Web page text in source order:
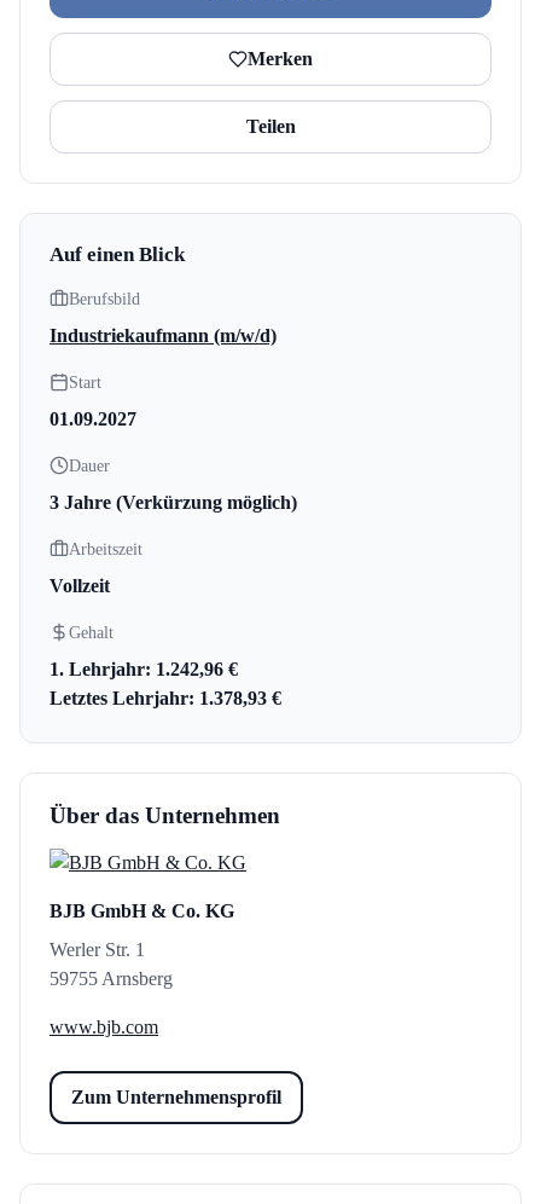
Merken
Teilen
Auf einen Blick
Berufsbild
Industriekaufmann (m/w/d)
Start
01.09.2027
Dauer
3 Jahre (Verkürzung möglich)
Arbeitszeit
Vollzeit
Gehalt
1. Lehrjahr: 1.242,96 €
Letztes Lehrjahr: 1.378,93 €
Über das Unternehmen
BJB GmbH & Co. KG
Werler Str. 1
59755 Arnsberg
www.bjb.com
Zum Unternehmensprofil